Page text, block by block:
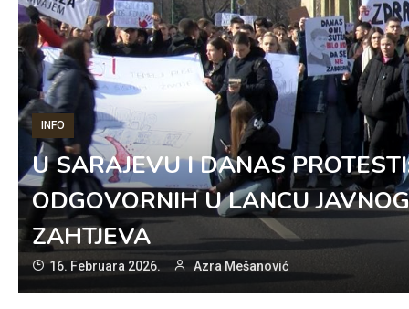
INFO
U SARAJEVU I DANAS
ODGOVORNIH U LANCU
ZAHTJEVA
16. Februara 2026. Azra Mešanović